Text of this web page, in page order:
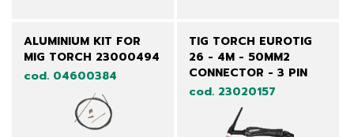
ALUMINIUM KIT FOR
MIG TORCH 23000494
cod. 04600384
TIG TORCH EUROTIG
26 - 4M - 50MM2
CONNECTOR - 3 PIN
cod. 23020157